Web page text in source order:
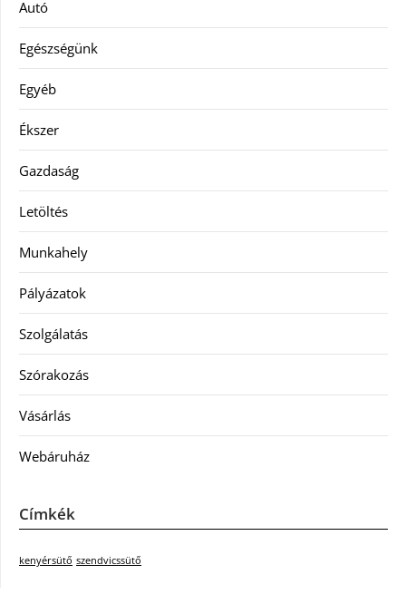
Autó
Egészségünk
Egyéb
Ékszer
Gazdaság
Letöltés
Munkahely
Pályázatok
Szolgálatás
Szórakozás
Vásárlás
Webáruház
Címkék
kenyérsütő szendvicssütő